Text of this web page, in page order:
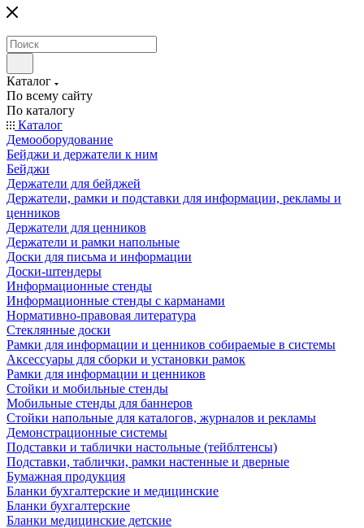
Каталог
По всему сайту
По каталогу
Каталог
Демооборудование
Бейджи и держатели к ним
Бейджи
Держатели для бейджей
Держатели, рамки и подставки для информации, рекламы и
ценников
Держатели для ценников
Держатели и рамки напольные
Доски для письма и информации
Доски-штендеры
Информационные стенды
Информационные стенды с карманами
Нормативно-правовая литература
Стеклянные доски
Рамки для информации и ценников собираемые в системы
Аксессуары для сборки и установки рамок
Рамки для информации и ценников
Стойки и мобильные стенды
Мобильные стенды для баннеров
Стойки напольные для каталогов, журналов и рекламы
Демонстрационные системы
Подставки и таблички настольные (тейблтенсы)
Подставки, таблички, рамки настенные и дверные
Бумажная продукция
Бланки бухгалтерские и медицинские
Бланки бухгалтерские
Бланки медицинские детские